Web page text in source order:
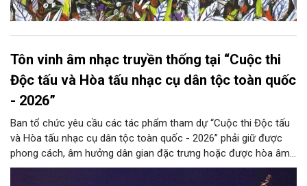
Tôn vinh âm nhạc truyền thống tại “Cuộc thi
Độc tấu và Hòa tấu nhạc cụ dân tộc toàn quốc
- 2026”
Ban tổ chức yêu cầu các tác phẩm tham dự “Cuộc thi Độc tấu
và Hòa tấu nhạc cụ dân tộc toàn quốc - 2026” phải giữ được
phong cách, âm hưởng dân gian đặc trưng hoặc được hòa âm,
phối khí mới trên nền tảng làn điệu âm nhạc truyền thống Việt
Nam, đồng thời phải được trình diễn trực tiếp bằng nhạc cụ dân